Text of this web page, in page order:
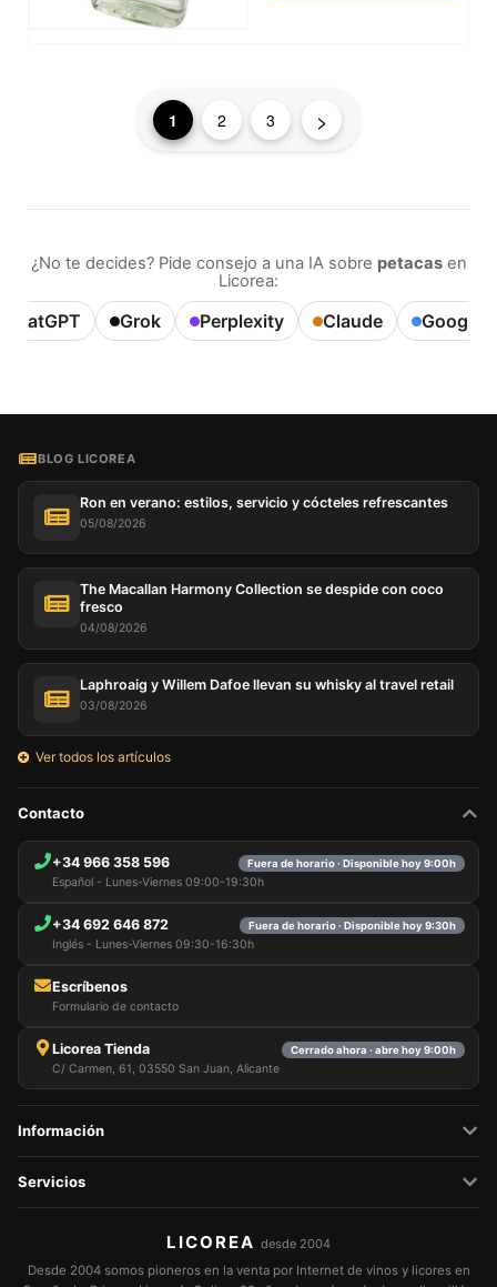
1 2 3 >
¿No te decides? Pide consejo a una IA sobre petacasen
Licorea:
ChatGPT Grok Perplexity Claude Google
BLOG LICOREA
Ron en verano: estilos, servicio y cócteles refrescantes
05/08/2026
The Macallan Harmony Collection se despide con coco
fresco
04/08/2026
Laphroaig y Willem Dafoe llevan su whisky al travel retail
03/08/2026
Ver todos los artículos
Contacto
+34 966 358 596 Fuera de horario · Disponible hoy 9:00h
Español - Lunes-Viernes 09:00-19:30h
+34 692 646 872 Fuera de horario · Disponible hoy 9:30h
Inglés - Lunes-Viernes 09:30-16:30h
Escríbenos
Formulario de contacto
Licorea Tienda Cerrado ahora · abre hoy 9:00h
C/ Carmen, 61, 03550 San Juan, Alicante
Información
Servicios
LICOREA desde 2004
Desde 2004 somos pioneros en la venta por Internet de vinos y licores en